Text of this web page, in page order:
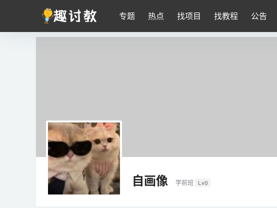
专题 热点 找项目 找教程 公告
自画像 学前班 Lv0